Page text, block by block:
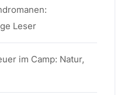
Leser
im Camp: Natur,